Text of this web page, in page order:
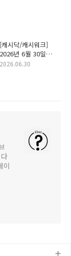
[캐시닥/캐시워크]
2026년 6월 30일
돈버는퀴즈
2026.06.30
이